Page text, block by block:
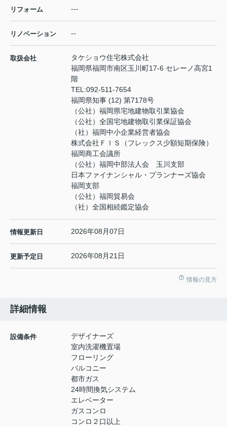
リフォーム ---
リノベーション --
取扱会社
タケショウ住宅株式会社
福岡県福岡市南区玉川町17-6 セレーノ高宮1
階
TEL:092-511-7654
福岡県知事 (12) 第7178号
（公社）福岡県宅地建物取引業協会
（公社）全国宅地建物取引業保証協会
（社）福岡中小企業経営者協会
株式会社ＦＩＳ（フレックス少額短期保険）
福岡商工会議所
（公社）福岡中部法人会 玉川支部
日本ファイナンシャル・プランナーズ協会
福岡支部
（公社）福岡貿易会
（社）全国相続鑑定協会
情報更新日 2026年08月07日
更新予定日 2026年08月21日
情報の見方
詳細情報
設備条件
デザイナーズ
室内洗濯機置場
フローリング
バルコニー
都市ガス
24時間換気システム
エレベーター
ガスコンロ
コンロ２口以上